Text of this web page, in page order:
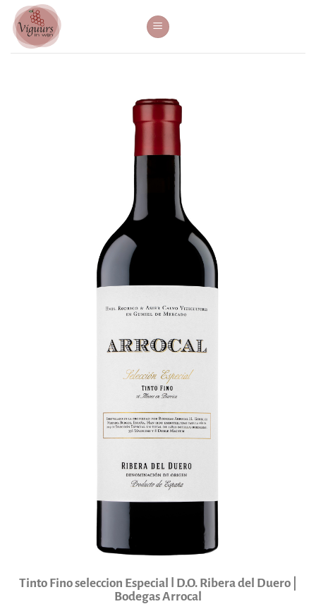
Tinto Fino seleccion Especial ǀ D.O. Ribera del Duero |
Bodegas Arrocal